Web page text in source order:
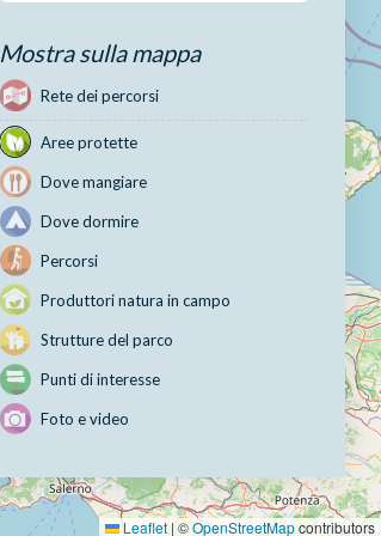
Leaflet| ©OpenStreetMapcontributors
Mostra sulla mappa
Rete dei percorsi
Aree protette
Dove mangiare
Dove dormire
Percorsi
Produttori natura in campo
Strutture del parco
Punti di interesse
Foto e video